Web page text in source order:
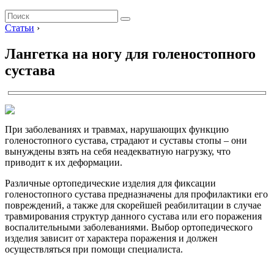
Статьи ›
Лангетка на ногу для голеностопного
сустава
При заболеваниях и травмах, нарушающих функцию
голеностопного сустава, страдают и суставы стопы – они
вынуждены взять на себя неадекватную нагрузку, что
приводит к их деформации.
Различные ортопедические изделия для фиксации
голеностопного сустава предназначены для профилактики его
повреждений, а также для скорейшей реабилитации в случае
травмирования структур данного сустава или его поражения
воспалительными заболеваниями. Выбор ортопедического
изделия зависит от характера поражения и должен
осуществляться при помощи специалиста.